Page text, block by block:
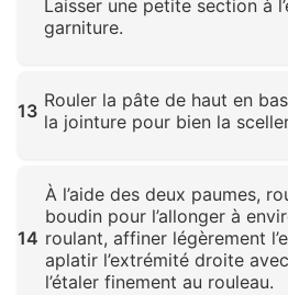
Laisser une petite section à
garniture.
13 Rouler la pâte de haut en
la jointure pour bien la
14
À l’aide des deux paumes,
boudin pour l’allonger à
roulant, affiner légèrement
aplatir l’extrémité droite
l’étaler finement au rouleau.